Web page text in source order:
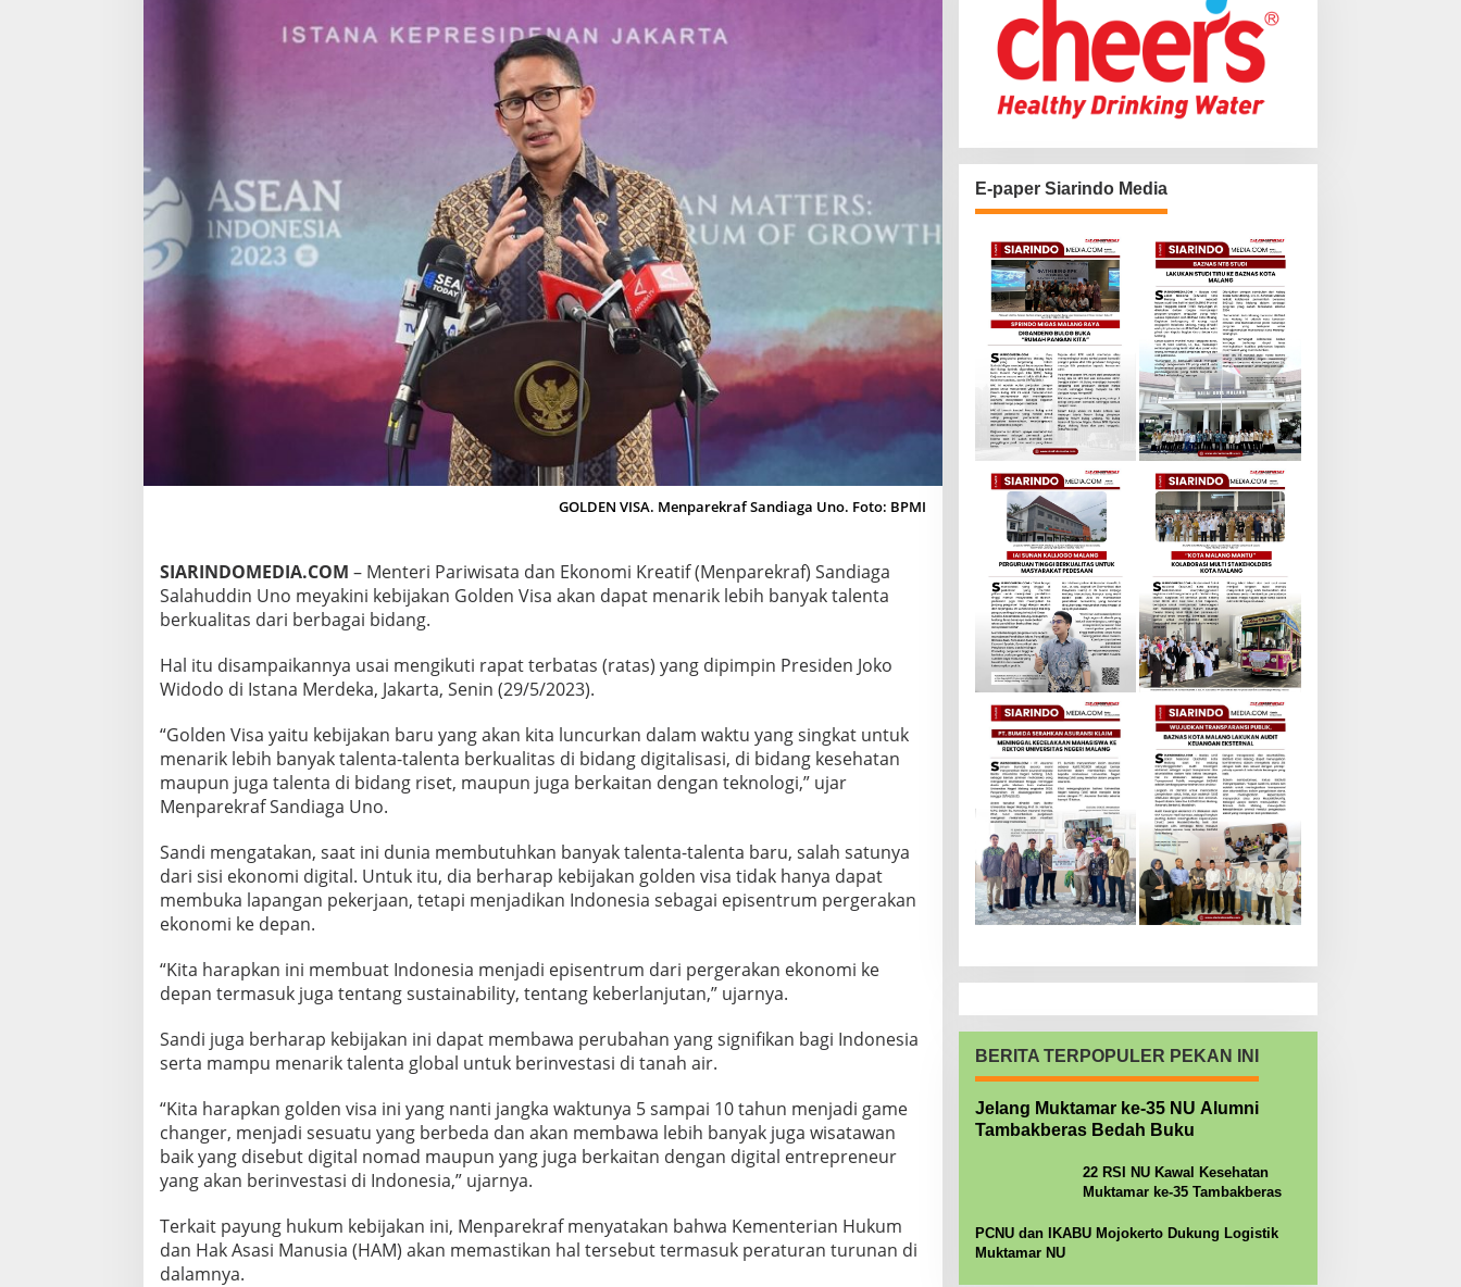
K
E
N
V
S
A
T
K
N
T
A
R
K
A
L
I
T
A
GOLDEN VISA. Menparekraf Sandiaga Uno. Foto: BPMI
SIARINDOMEDIA.COM – Menteri Pariwisata dan Ekonomi Kreatif (Menparekraf) Sandiaga
Salahuddin Uno meyakini kebijakan Golden Visa akan dapat menarik lebih banyak talenta
berkualitas dari berbagai bidang.
Hal itu disampaikannya usai mengikuti rapat terbatas (ratas) yang dipimpin Presiden Joko
Widodo di Istana Merdeka, Jakarta, Senin (29/5/2023).
“Golden Visa yaitu kebijakan baru yang akan kita luncurkan dalam waktu yang singkat untuk
menarik lebih banyak talenta-talenta berkualitas di bidang digitalisasi, di bidang kesehatan
maupun juga talenta di bidang riset, maupun juga berkaitan dengan teknologi,” ujar
Menparekraf Sandiaga Uno.
Sandi mengatakan, saat ini dunia membutuhkan banyak talenta-talenta baru, salah satunya
dari sisi ekonomi digital. Untuk itu, dia berharap kebijakan golden visa tidak hanya dapat
membuka lapangan pekerjaan, tetapi menjadikan Indonesia sebagai episentrum pergerakan
ekonomi ke depan.
“Kita harapkan ini membuat Indonesia menjadi episentrum dari pergerakan ekonomi ke
depan termasuk juga tentang sustainability, tentang keberlanjutan,” ujarnya.
Sandi juga berharap kebijakan ini dapat membawa perubahan yang signifikan bagi Indonesia
serta mampu menarik talenta global untuk berinvestasi di tanah air.
“Kita harapkan golden visa ini yang nanti jangka waktunya 5 sampai 10 tahun menjadi game
changer, menjadi sesuatu yang berbeda dan akan membawa lebih banyak juga wisatawan
baik yang disebut digital nomad maupun yang juga berkaitan dengan digital entrepreneur
yang akan berinvestasi di Indonesia,” ujarnya.
Terkait payung hukum kebijakan ini, Menparekraf menyatakan bahwa Kementerian Hukum
dan Hak Asasi Manusia (HAM) akan memastikan hal tersebut termasuk peraturan turunan di
dalamnya.
E-paper Siarindo Media
BERITA TERPOPULER PEKAN INI
Jelang Muktamar ke-35 NU Alumni
Tambakberas Bedah Buku
22 RSI NU Kawal Kesehatan
Muktamar ke-35 Tambakberas
PCNU dan IKABU Mojokerto Dukung Logistik
Muktamar NU